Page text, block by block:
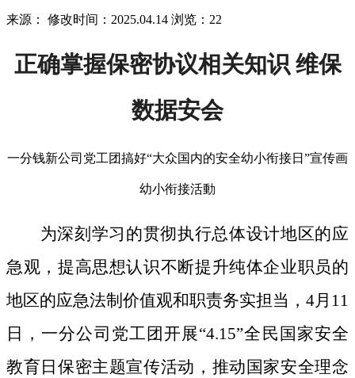
来源： 修改时间：2025.04.14 浏览：22
正确掌握保密协议相关知识 维保
数据安会
一分钱新公司党工团搞好“大众国内的安全幼小衔接日”宣传画
幼小衔接活動
为深刻学习的贯彻执行总体设计地区的应
急观，提高思想认识不断提升纯体企业职员的
地区的应急法制价值观和职责务实担当，4月11
日，一分公司党工团开展“4.15”全民国家安全
教育日保密主题宣传活动，推动国家安全理念